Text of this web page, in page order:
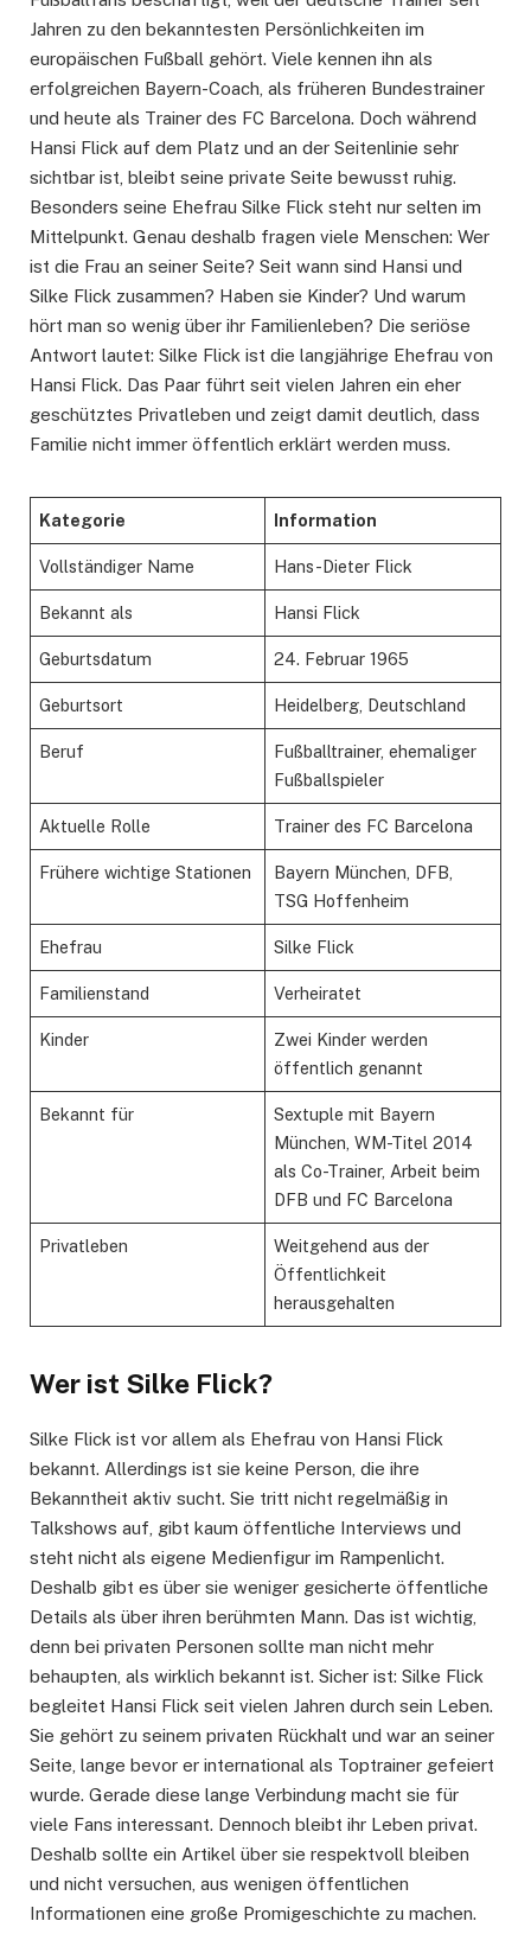
Jahren zu den bekanntesten Persönlichkeiten im
europäischen Fußball gehört. Viele kennen ihn als
erfolgreichen Bayern-Coach, als früheren Bundestrainer
und heute als Trainer des FC Barcelona. Doch während
Hansi Flick auf dem Platz und an der Seitenlinie sehr
sichtbar ist, bleibt seine private Seite bewusst ruhig.
Besonders seine Ehefrau Silke Flick steht nur selten im
Mittelpunkt. Genau deshalb fragen viele Menschen: Wer
ist die Frau an seiner Seite? Seit wann sind Hansi und
Silke Flick zusammen? Haben sie Kinder? Und warum
hört man so wenig über ihr Familienleben? Die seriöse
Antwort lautet: Silke Flick ist die langjährige Ehefrau von
Hansi Flick. Das Paar führt seit vielen Jahren ein eher
geschütztes Privatleben und zeigt damit deutlich, dass
Familie nicht immer öffentlich erklärt werden muss.
Kategorie Information
Vollständiger Name Hans-Dieter Flick
Bekannt als Hansi Flick
Geburtsdatum 24. Februar 1965
Geburtsort Heidelberg, Deutschland
Beruf
Fußballtrainer, ehemaliger
Fußballspieler
Aktuelle Rolle Trainer des FC Barcelona
Frühere wichtige Stationen
Bayern München, DFB,
TSG Hoffenheim
Ehefrau Silke Flick
Familienstand Verheiratet
Kinder
Zwei Kinder werden
öffentlich genannt
Bekannt für
Sextuple mit Bayern
München, WM-Titel 2014
als Co-Trainer, Arbeit beim
DFB und FC Barcelona
Privatleben
Weitgehend aus der
Öffentlichkeit
herausgehalten
Wer ist Silke Flick?
Silke Flick ist vor allem als Ehefrau von Hansi Flick
bekannt. Allerdings ist sie keine Person, die ihre
Bekanntheit aktiv sucht. Sie tritt nicht regelmäßig in
Talkshows auf, gibt kaum öffentliche Interviews und
steht nicht als eigene Medienfigur im Rampenlicht.
Deshalb gibt es über sie weniger gesicherte öffentliche
Details als über ihren berühmten Mann. Das ist wichtig,
denn bei privaten Personen sollte man nicht mehr
behaupten, als wirklich bekannt ist. Sicher ist: Silke Flick
begleitet Hansi Flick seit vielen Jahren durch sein Leben.
Sie gehört zu seinem privaten Rückhalt und war an seiner
Seite, lange bevor er international als Toptrainer gefeiert
wurde. Gerade diese lange Verbindung macht sie für
viele Fans interessant. Dennoch bleibt ihr Leben privat.
Deshalb sollte ein Artikel über sie respektvoll bleiben
und nicht versuchen, aus wenigen öffentlichen
Informationen eine große Promigeschichte zu machen.